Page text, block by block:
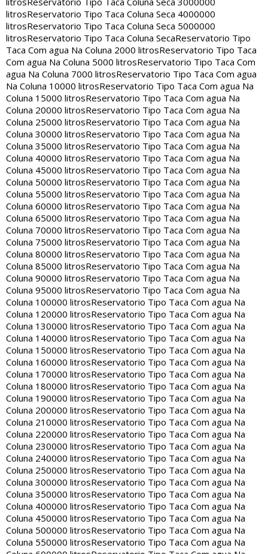
litrosReservatorio Tipo Taca Coluna Seca 4000000
litrosReservatorio Tipo Taca Coluna Seca 5000000
litrosReservatorio Tipo Taca Coluna SecaReservatorio Tipo
Taca Com agua Na Coluna 2000 litrosReservatorio Tipo Taca
Com agua Na Coluna 5000 litrosReservatorio Tipo Taca Com
agua Na Coluna 7000 litrosReservatorio Tipo Taca Com agua
Na Coluna 10000 litrosReservatorio Tipo Taca Com agua Na
Coluna 15000 litrosReservatorio Tipo Taca Com agua Na
Coluna 20000 litrosReservatorio Tipo Taca Com agua Na
Coluna 25000 litrosReservatorio Tipo Taca Com agua Na
Coluna 30000 litrosReservatorio Tipo Taca Com agua Na
Coluna 35000 litrosReservatorio Tipo Taca Com agua Na
Coluna 40000 litrosReservatorio Tipo Taca Com agua Na
Coluna 45000 litrosReservatorio Tipo Taca Com agua Na
Coluna 50000 litrosReservatorio Tipo Taca Com agua Na
Coluna 55000 litrosReservatorio Tipo Taca Com agua Na
Coluna 60000 litrosReservatorio Tipo Taca Com agua Na
Coluna 65000 litrosReservatorio Tipo Taca Com agua Na
Coluna 70000 litrosReservatorio Tipo Taca Com agua Na
Coluna 75000 litrosReservatorio Tipo Taca Com agua Na
Coluna 80000 litrosReservatorio Tipo Taca Com agua Na
Coluna 85000 litrosReservatorio Tipo Taca Com agua Na
Coluna 90000 litrosReservatorio Tipo Taca Com agua Na
Coluna 95000 litrosReservatorio Tipo Taca Com agua Na
Coluna 100000 litrosReservatorio Tipo Taca Com agua Na
Coluna 120000 litrosReservatorio Tipo Taca Com agua Na
Coluna 130000 litrosReservatorio Tipo Taca Com agua Na
Coluna 140000 litrosReservatorio Tipo Taca Com agua Na
Coluna 150000 litrosReservatorio Tipo Taca Com agua Na
Coluna 160000 litrosReservatorio Tipo Taca Com agua Na
Coluna 170000 litrosReservatorio Tipo Taca Com agua Na
Coluna 180000 litrosReservatorio Tipo Taca Com agua Na
Coluna 190000 litrosReservatorio Tipo Taca Com agua Na
Coluna 200000 litrosReservatorio Tipo Taca Com agua Na
Coluna 210000 litrosReservatorio Tipo Taca Com agua Na
Coluna 220000 litrosReservatorio Tipo Taca Com agua Na
Coluna 230000 litrosReservatorio Tipo Taca Com agua Na
Coluna 240000 litrosReservatorio Tipo Taca Com agua Na
Coluna 250000 litrosReservatorio Tipo Taca Com agua Na
Coluna 300000 litrosReservatorio Tipo Taca Com agua Na
Coluna 350000 litrosReservatorio Tipo Taca Com agua Na
Coluna 400000 litrosReservatorio Tipo Taca Com agua Na
Coluna 450000 litrosReservatorio Tipo Taca Com agua Na
Coluna 500000 litrosReservatorio Tipo Taca Com agua Na
Coluna 550000 litrosReservatorio Tipo Taca Com agua Na